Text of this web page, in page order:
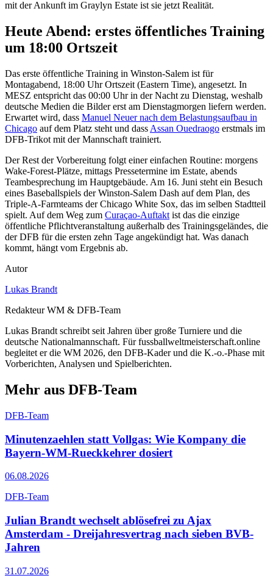
mit der Ankunft im Graylyn Estate ist sie jetzt Realität.
Heute Abend: erstes öffentliches Training
um 18:00 Ortszeit
Das erste öffentliche Training in Winston-Salem ist für
Montagabend, 18:00 Uhr Ortszeit (Eastern Time), angesetzt. In
MESZ entspricht das 00:00 Uhr in der Nacht zu Dienstag, weshalb
deutsche Medien die Bilder erst am Dienstagmorgen liefern werden.
Erwartet wird, dass Manuel Neuer nach dem Belastungsaufbau in
Chicago auf dem Platz steht und dass Assan Ouedraogo erstmals im
DFB-Trikot mit der Mannschaft trainiert.
Der Rest der Vorbereitung folgt einer einfachen Routine: morgens
Wake-Forest-Plätze, mittags Pressetermine im Estate, abends
Teambesprechung im Hauptgebäude. Am 16. Juni steht ein Besuch
eines Baseballspiels der Winston-Salem Dash auf dem Plan, des
Triple-A-Farmteams der Chicago White Sox, das im selben Stadtteil
spielt. Auf dem Weg zum Curaçao-Auftakt ist das die einzige
öffentliche Pflichtveranstaltung außerhalb des Trainingsgeländes, die
der DFB für die ersten zehn Tage angekündigt hat. Was danach
kommt, hängt vom Ergebnis ab.
Autor
Lukas Brandt
Redakteur WM & DFB-Team
Lukas Brandt schreibt seit Jahren über große Turniere und die
deutsche Nationalmannschaft. Für fussballweltmeisterschaft.online
begleitet er die WM 2026, den DFB-Kader und die K.-o.-Phase mit
Vorberichten, Analysen und Spielberichten.
Mehr aus DFB-Team
DFB-Team
Minutenzaehlen statt Vollgas: Wie Kompany die
Bayern-WM-Rueckkehrer dosiert
06.08.2026
DFB-Team
Julian Brandt wechselt ablösefrei zu Ajax
Amsterdam - Dreijahresvertrag nach sieben BVB-
Jahren
31.07.2026